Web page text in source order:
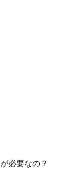
必要なの？